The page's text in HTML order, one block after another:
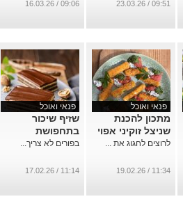
09:51 / 23.03.26
09:06 / 16.03.26
פנאי ואוכל
מתכון להכנת
שניצל זוקיני אפוי
לרוצים לחגוג את ...
11:34 / 19.02.26
פנאי ואוכל
שזיף שיכור
בתחפושת
בפורים לא צריך...
11:14 / 17.02.26